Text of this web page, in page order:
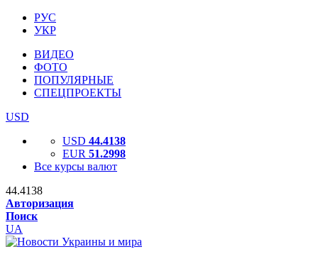
РУС
УКР
ВИДЕО
ФОТО
ПОПУЛЯРНЫЕ
СПЕЦПРОЕКТЫ
USD
USD 44.4138
EUR 51.2998
Все курсы валют
44.4138
Авторизация
Поиск
UA